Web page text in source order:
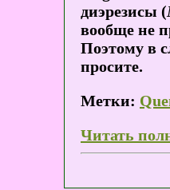
диэрезисы (
вообще не
Поэтому в
просите.
Метки:
Читать